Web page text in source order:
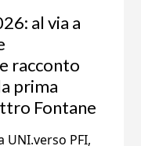
al via a
racconto
prima
Fontane
UNI.verso PFI,